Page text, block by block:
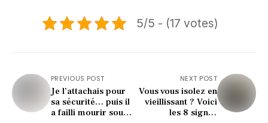
5/5 - (17 votes)
PREVIOUS POST
Je l’attachais pour
sa sécurité… puis il
a failli mourir sous
NEXT POST
Vous vous isolez en
vieillissant ? Voici
les 8 signes